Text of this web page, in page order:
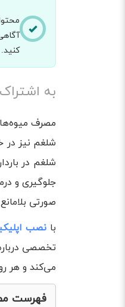
کنید.
به
مصرف
شلغم در
جلوگیری و
صورتی
با نصب
تخصصی
می‌کند و هر
فهرست